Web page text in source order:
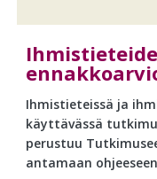
Ihmistieteissä ja
käyttävässä
perustuu
antamaan